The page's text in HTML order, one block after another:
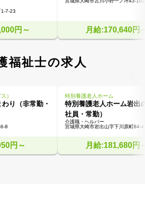
1-7-23
円～ 月給:170,640円
福祉士の求人
）
り（非常勤・
8
円～
特別養護老人ホーム
特別養護老人ホーム岩出
社員・常勤）
介護職・ヘルパー
宮城県大崎市岩出山字下川原町84-4
月給:181,680円